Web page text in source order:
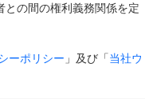
の間の権利義務関係を定
ーポリシー 」及び「当社ウ